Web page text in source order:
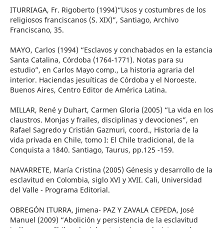
ITURRIAGA, Fr. Rigoberto (1994)“Usos y costumbres de los
religiosos franciscanos (S. XIX)”, Santiago, Archivo
Franciscano, 35.
MAYO, Carlos (1994) “Esclavos y conchabados en la estancia
Santa Catalina, Córdoba (1764-1771). Notas para su
estudio”, en Carlos Mayo comp., La historia agraria del
interior. Haciendas jesuíticas de Córdoba y el Noroeste.
Buenos Aires, Centro Editor de América Latina.
MILLAR, René y Duhart, Carmen Gloria (2005) “La vida en los
claustros. Monjas y frailes, disciplinas y devociones”, en
Rafael Sagredo y Cristián Gazmuri, coord., Historia de la
vida privada en Chile, tomo I: El Chile tradicional, de la
Conquista a 1840. Santiago, Taurus, pp.125 -159.
NAVARRETE, María Cristina (2005) Génesis y desarrollo de la
esclavitud en Colombia, siglo XVI y XVII. Cali, Universidad
del Valle - Programa Editorial.
OBREGÓN ITURRA, Jimena- PAZ Y ZAVALA CEPEDA, José
Manuel (2009) “Abolición y persistencia de la esclavitud